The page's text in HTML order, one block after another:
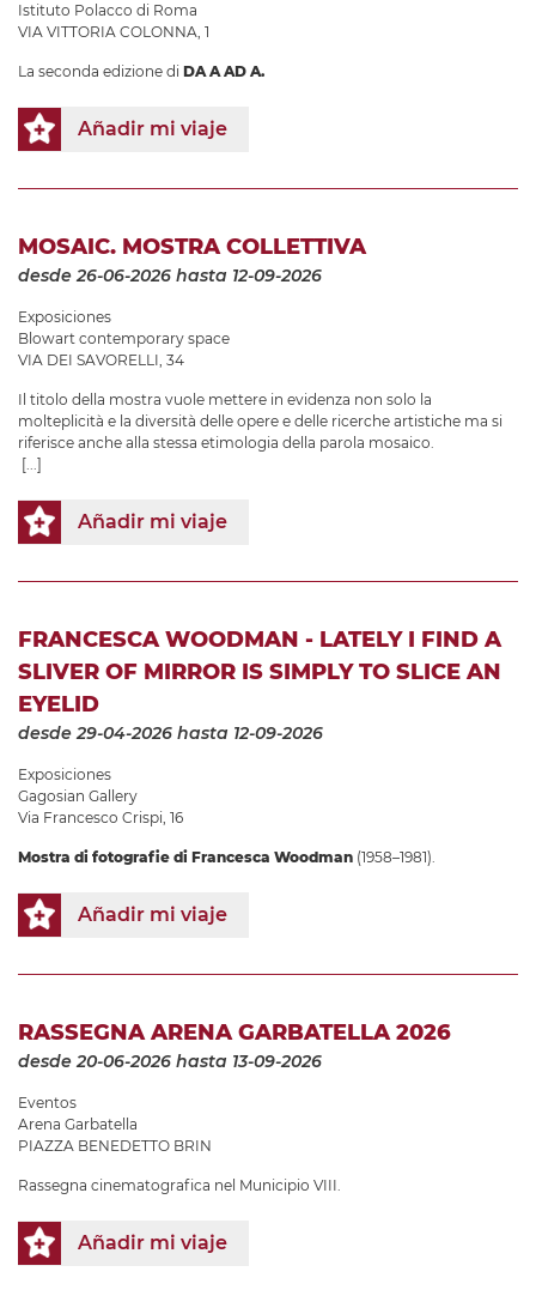
Istituto Polacco di Roma
VIA VITTORIA COLONNA, 1
La seconda edizione di DA A AD A.
Añadir mi viaje
MOSAIC. MOSTRA COLLETTIVA
desde 26-06-2026 hasta 12-09-2026
Exposiciones
Blowart contemporary space
VIA DEI SAVORELLI, 34
Il titolo della mostra vuole mettere in evidenza non solo la
molteplicità e la diversità delle opere e delle ricerche artistiche ma si
riferisce anche alla stessa etimologia della parola mosaico.
[...]
Añadir mi viaje
FRANCESCA WOODMAN - LATELY I FIND A
SLIVER OF MIRROR IS SIMPLY TO SLICE AN
EYELID
desde 29-04-2026 hasta 12-09-2026
Exposiciones
Gagosian Gallery
Via Francesco Crispi, 16
Mostra di fotografie di Francesca Woodman (1958–1981).
Añadir mi viaje
RASSEGNA ARENA GARBATELLA 2026
desde 20-06-2026 hasta 13-09-2026
Eventos
Arena Garbatella
PIAZZA BENEDETTO BRIN
Rassegna cinematografica nel Municipio VIII.
Añadir mi viaje